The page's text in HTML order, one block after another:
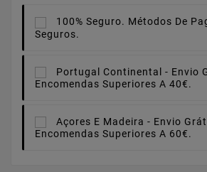
100% Seguro. Métodos De
Seguros.
Portugal Continental - Envio
Encomendas Superiores A 40€.
Açores E Madeira - Envio
Encomendas Superiores A 60€.